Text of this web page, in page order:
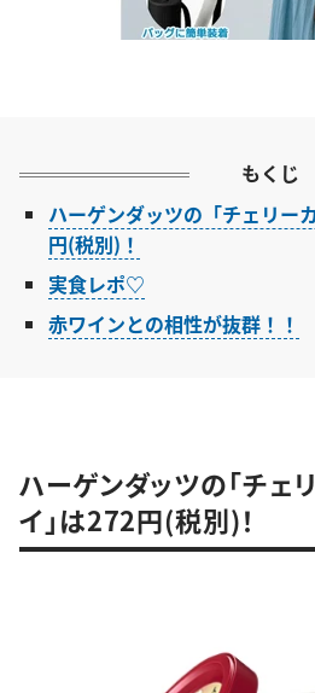
もくじ
ハーゲンダッツの「チェリー
円(税別)！
実食レポ♡
赤ワインとの相性が抜群！！
ハーゲンダッツの「チェ
イ」は272円(税別)！